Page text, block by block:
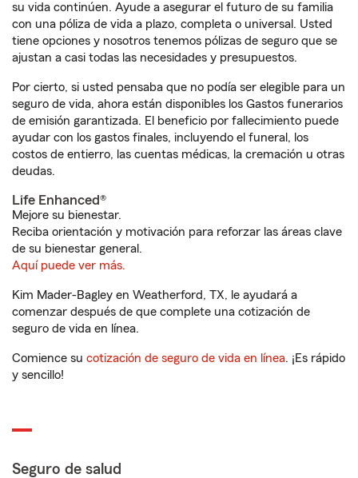
su vida continúen. Ayude a asegurar el futuro de su familia
con una póliza de vida a plazo, completa o universal. Usted
tiene opciones y nosotros tenemos pólizas de seguro que se
ajustan a casi todas las necesidades y presupuestos.
Por cierto, si usted pensaba que no podía ser elegible para un
seguro de vida, ahora están disponibles los Gastos funerarios
de emisión garantizada. El beneficio por fallecimiento puede
ayudar con los gastos finales, incluyendo el funeral, los
costos de entierro, las cuentas médicas, la cremación u otras
deudas.
Life Enhanced®
Mejore su bienestar.
Reciba orientación y motivación para reforzar las áreas clave
de su bienestar general.
Aquí puede ver más.
Kim Mader-Bagley en Weatherford, TX, le ayudará a
comenzar después de que complete una cotización de
seguro de vida en línea.
Comience su cotización de seguro de vida en línea. ¡Es rápido
y sencillo!
Seguro de salud